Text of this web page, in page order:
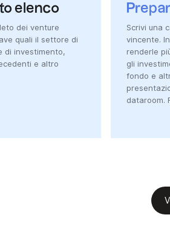
elenco
dei venture
quali il settore di
di investimento,
e altro
Scrivi una
vincente.
renderle
gli
fondo e
dataroom.